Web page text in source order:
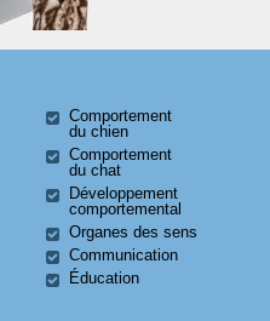
Comportement
du chien
Comportement
du chat
Développement
comportemental
Organes des sens
Communication
Éducation